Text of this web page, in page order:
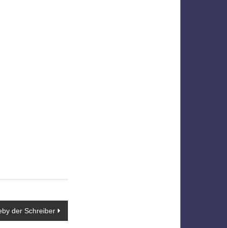
der Schreiber